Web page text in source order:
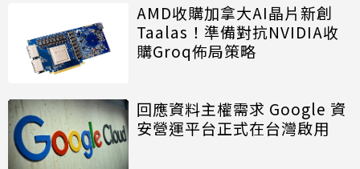
AMD收購加拿大AI晶片新創
Taalas！準備對抗NVIDIA收
購Groq佈局策略
回應資料主權需求 Google 資
安營運平台正式在台灣啟用